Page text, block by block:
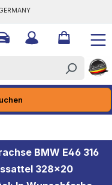
BMW E46 316
328x20